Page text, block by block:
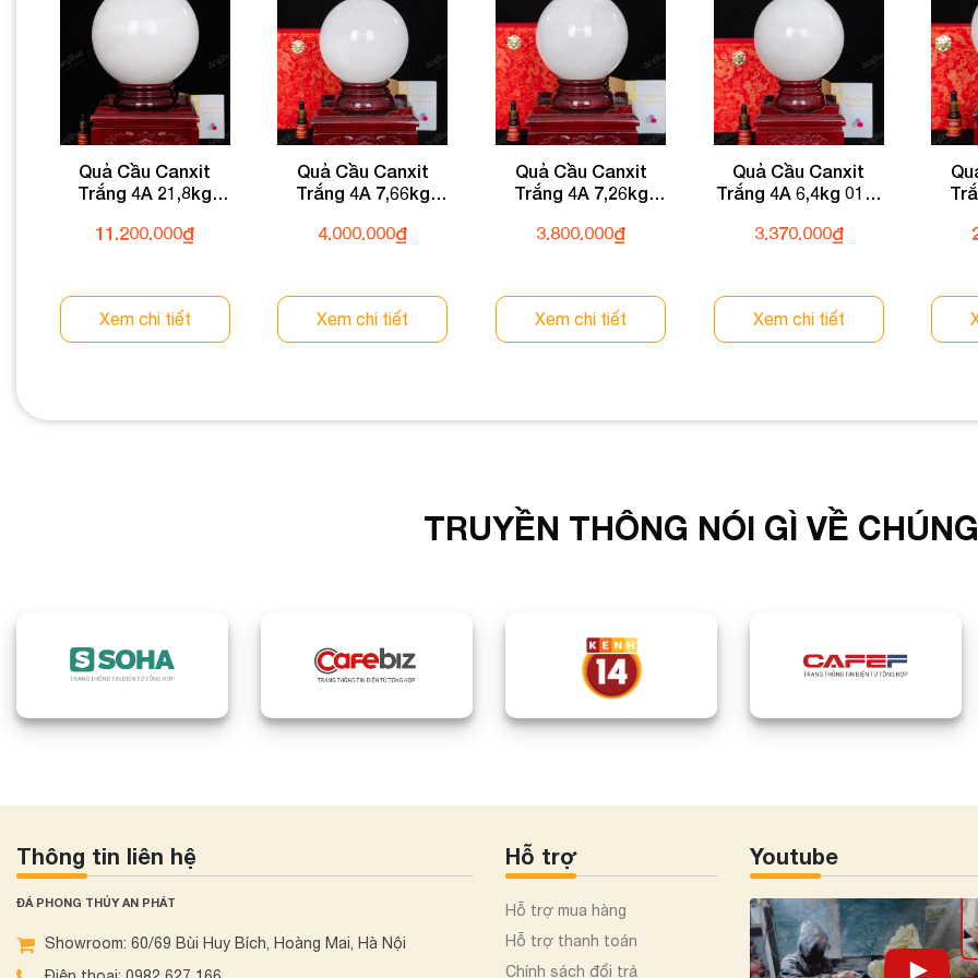
Quả Cầu Canxit
Trắng 4A 21,8kg
11.200.000₫
Xem chi tiết
Quả Cầu Canxit
Trắng 4A 7,66kg
4.000.000₫
Xem chi tiết
Quả Cầu Canxit
Trắng 4A 7,26kg
3.800.000₫
Xem chi tiết
Quả Cầu Canxit
Trắng 4A 6,4kg 011-
3.370.000₫
Xem chi tiết
TRUYỀN THÔNG NÓI GÌ VỀ
Thông tin liên hệ
ĐÁ PHONG THỦY AN PHÁT
Showroom: 60/69 Bùi Huy Bích, Hoàng Mai, Hà Nội
Hỗ trợ
Hỗ trợ mua hàng
Hỗ trợ thanh toán
Chính sách đổi trả
Youtube